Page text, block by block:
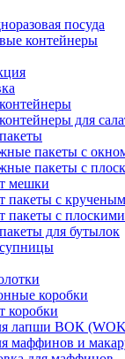
посуда
контейнеры
для
пакеты с
пакеты с
мешки
пакеты с
пакеты с
для бутылок
коробки
коробки
лапши ВОК
маффинов и